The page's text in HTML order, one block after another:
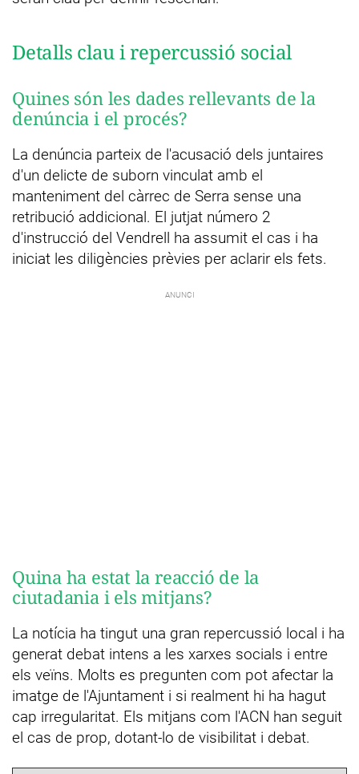
Detalls clau i repercussió social
Quines són les dades rellevants de la
denúncia i el procés?
La denúncia parteix de l'acusació dels juntaires
d'un delicte de suborn vinculat amb el
manteniment del càrrec de Serra sense una
retribució addicional. El jutjat número 2
d'instrucció del Vendrell ha assumit el cas i ha
iniciat les diligències prèvies per aclarir els fets.
Quina ha estat la reacció de la
ciutadania i els mitjans?
La notícia ha tingut una gran repercussió local i ha
generat debat intens a les xarxes socials i entre
els veïns. Molts es pregunten com pot afectar la
imatge de l'Ajuntament i si realment hi ha hagut
cap irregularitat. Els mitjans com l'ACN han seguit
el cas de prop, dotant-lo de visibilitat i debat.